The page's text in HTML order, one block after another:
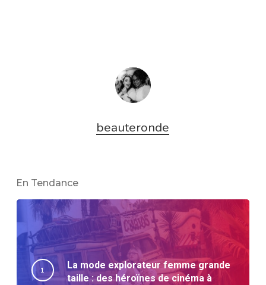
beauteronde
En Tendance
La mode explorateur femme grande
taille : des héroïnes de cinéma à